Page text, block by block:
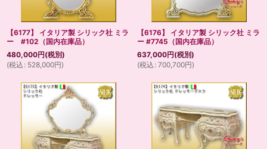
【6177】 イタリア製 シリック社 ミラ
ー #102（国内在庫品）
480,000円(税別)
(税込 : 528,000円)
【6176】 イタリア製 シリック社 ミラ
ー #7745（国内在庫品）
637,000円(税別)
(税込 : 700,700円)